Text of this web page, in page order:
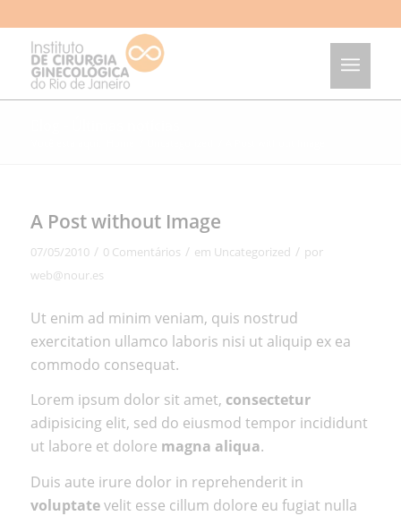
A Post without Image
07/05/2010 / 0 Comentários / em Uncategorized / por
web@nour.es
Ut enim ad minim veniam, quis nostrud
exercitation ullamco laboris nisi ut aliquip ex ea
commodo consequat.
Lorem ipsum dolor sit amet, consectetur
adipisicing elit, sed do eiusmod tempor incididunt
ut labore et dolore magna aliqua.
Duis aute irure dolor in reprehenderit in
voluptatevelit esse cillum dolore eu fugiat nulla